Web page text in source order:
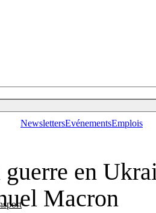
NewslettersEvénementsEmplois
en
Macron